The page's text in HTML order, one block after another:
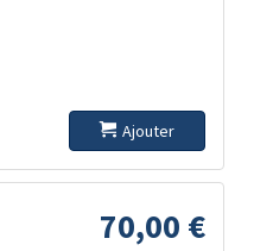
Ajouter
70,00 €